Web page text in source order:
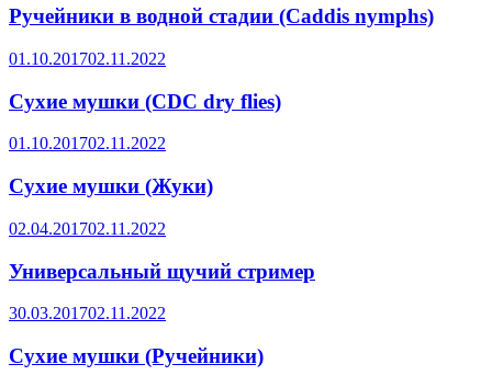
Ручейники в водной стадии (Caddis nymphs)
01.10.201702.11.2022
Сухие мушки (CDC dry flies)
01.10.201702.11.2022
Сухие мушки (Жуки)
02.04.201702.11.2022
Универсальный щучий стример
30.03.201702.11.2022
Сухие мушки (Ручейники)